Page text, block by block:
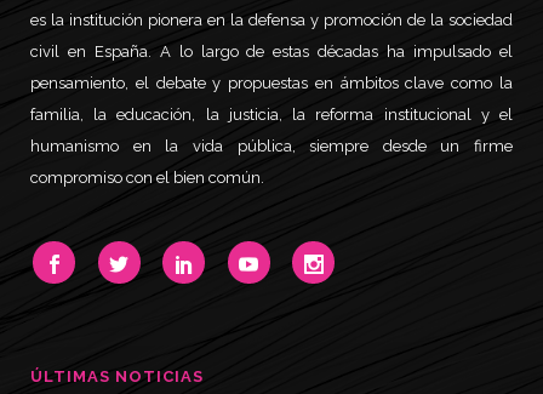
es la institución pionera en la defensa y promoción de la sociedad
civil en España. A lo largo de estas décadas ha impulsado el
pensamiento, el debate y propuestas en ámbitos clave como la
familia, la educación, la justicia, la reforma institucional y el
humanismo en la vida pública, siempre desde un firme
compromiso con el bien común.
ÚLTIMAS NOTICIAS